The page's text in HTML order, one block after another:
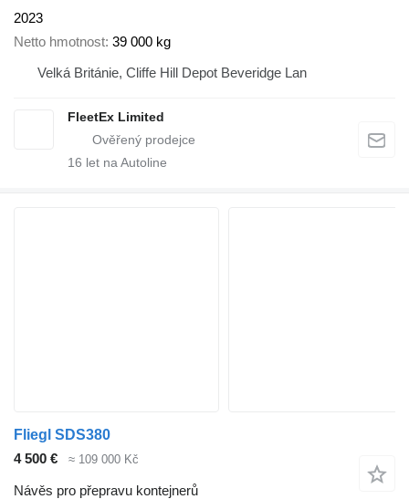
2023
Netto hmotnost 39 000 kg
Velká Británie, Cliffe Hill Depot Beveridge Lan
FleetEx Limited
16 let na Autoline
Fliegl SDS380
4 500 €
≈ 109 000 Kč
Návěs pro přepravu kontejnerů